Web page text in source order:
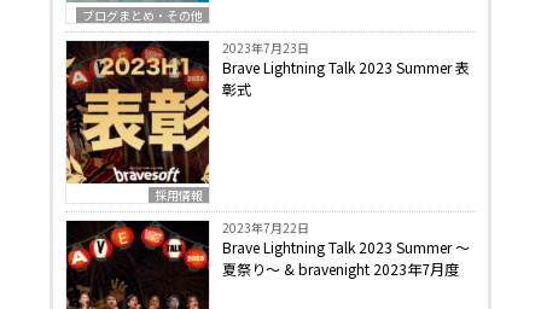
ブログまとめ・その他
採用情報
2023年7月23日
Brave Lightning Talk 2023 Summer 表
彰式
2023年7月22日
Brave Lightning Talk 2023 Summer 〜
夏祭り〜 & bravenight 2023年7月度